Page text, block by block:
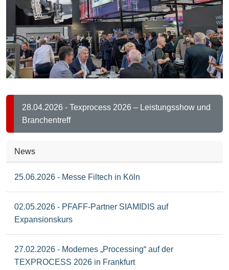
28.04.2026 - Texprocess 2026 – Leistungsshow und
Branchentreff
News
25.06.2026 - Messe Filtech in Köln
02.05.2026 - PFAFF-Partner SIAMIDIS auf
Expansionskurs
27.02.2026 - Modernes „Processing“ auf der
TEXPROCESS 2026 in Frankfurt